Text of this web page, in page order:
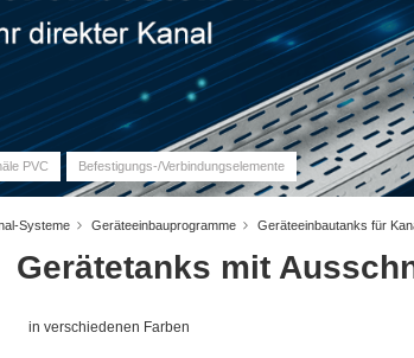
PVC Befestigungs-/Verbindungselemente
Systeme Geräteeinbauprogramme Geräteeinbautanks für
Gerätetanks mit
in verschiedenen Farben